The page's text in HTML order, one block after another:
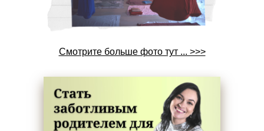
Смотрите больше фото тут ... >>>